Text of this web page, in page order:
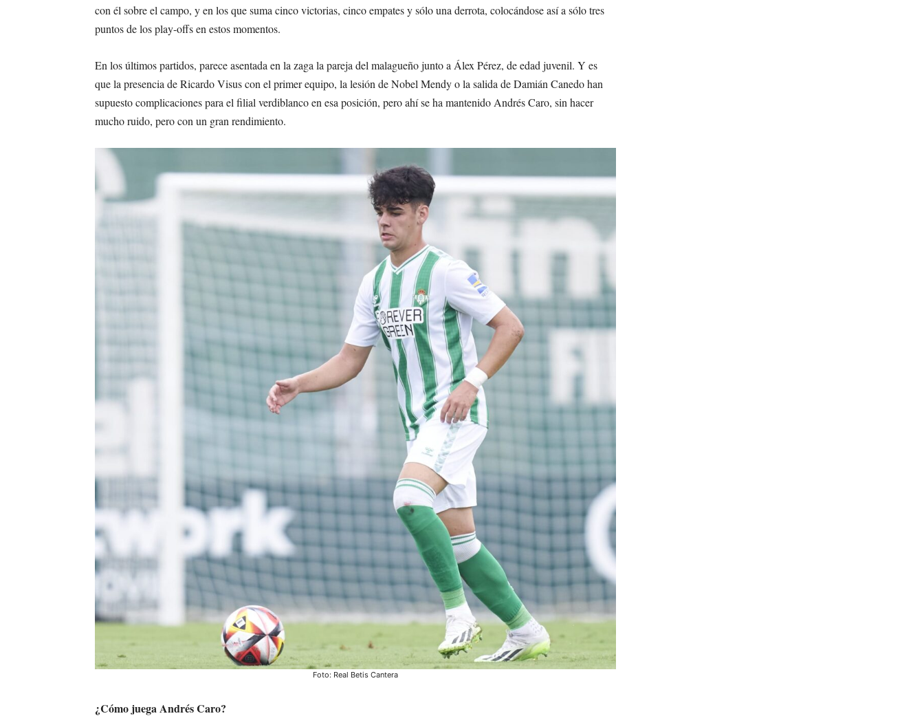
con él sobre el campo, y en los que suma cinco victorias, cinco empates y sólo una derrota, colocándose así a sólo tres
puntos de los play-offs en estos momentos.
En los últimos partidos, parece asentada en la zaga la pareja del malagueño junto a Álex Pérez, de edad juvenil. Y es
que la presencia de Ricardo Visus con el primer equipo, la lesión de Nobel Mendy o la salida de Damián Canedo han
supuesto complicaciones para el filial verdiblanco en esa posición, pero ahí se ha mantenido Andrés Caro, sin hacer
mucho ruido, pero con un gran rendimiento.
Foto: Real Betis Cantera
¿Cómo juega Andrés Caro?